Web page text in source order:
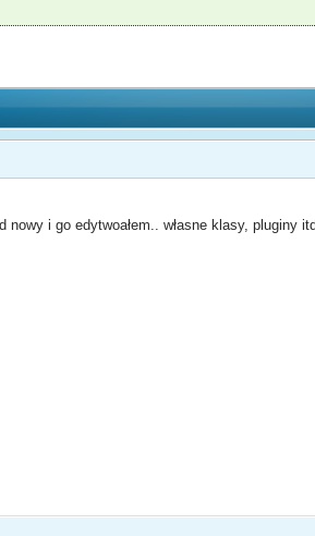
nowy i go edytwoałem.. własne klasy,